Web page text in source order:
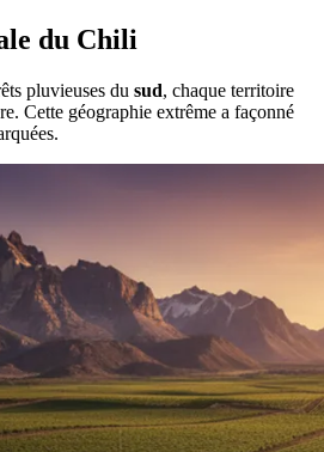
du Chili
pluvieuses du sud, chaque territoire
Cette géographie extrême a façonné